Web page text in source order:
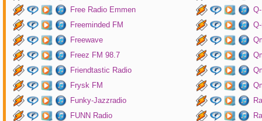
Free Radio Emmen
Freeminded FM
Freewave
Freez FM 98.7
Friendtastic Radio
Frysk FM
Funky-Jazzradio
FUNN Radio